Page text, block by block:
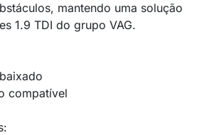
mantendo uma solução
1.9 TDI do grupo VAG.
compatível